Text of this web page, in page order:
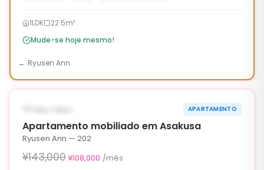
1LDK
22.5m²
Mude-se hoje mesmo!
Ryusen Ann
‹ ›
APARTAMENTO
Apartamento mobiliado em Asakusa
Ryusen Ann — 202
¥143,000 ¥108,000 /mês